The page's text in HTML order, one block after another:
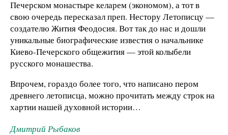
Печерском монастыре келарем (экономом), а тот в
свою очередь пересказал преп. Нестору Летописцу —
создателю Жития Феодосия. Вот так до нас и дошли
уникальные биографические известия о начальнике
Киево-Печерского общежития — этой колыбели
русского монашества.
Впрочем, гораздо более того, что написано пером
древнего летописца, можно прочитать между строк на
хартии нашей духовной истории…
Дмитрий Рыбаков